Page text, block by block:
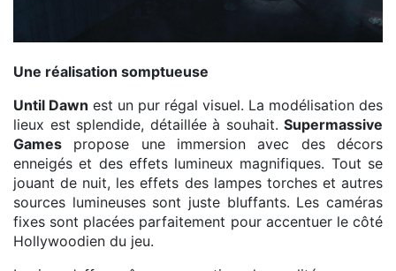
Une réalisation somptueuse
Until Dawn est un pur régal visuel. La modélisation des
lieux est splendide, détaillée à souhait. Supermassive
Games propose une immersion avec des décors
enneigés et des effets lumineux magnifiques. Tout se
jouant de nuit, les effets des lampes torches et autres
sources lumineuses sont juste bluffants. Les caméras
fixes sont placées parfaitement pour accentuer le côté
Hollywoodien du jeu.